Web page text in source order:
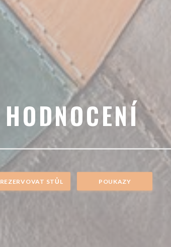
HODNOCENÍ
REZERVOVAT STŮL POUKAZY